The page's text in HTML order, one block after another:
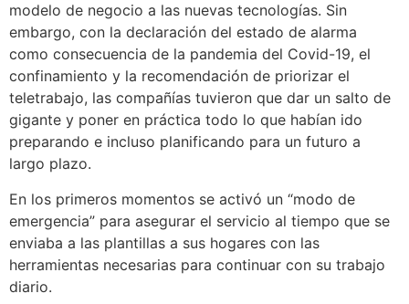
modelo de negocio a las nuevas tecnologías. Sin
embargo, con la declaración del estado de alarma
como consecuencia de la pandemia del Covid-19, el
confinamiento y la recomendación de priorizar el
teletrabajo, las compañías tuvieron que dar un salto de
gigante y poner en práctica todo lo que habían ido
preparando e incluso planificando para un futuro a
largo plazo.
En los primeros momentos se activó un “modo de
emergencia” para asegurar el servicio al tiempo que se
enviaba a las plantillas a sus hogares con las
herramientas necesarias para continuar con su trabajo
diario.